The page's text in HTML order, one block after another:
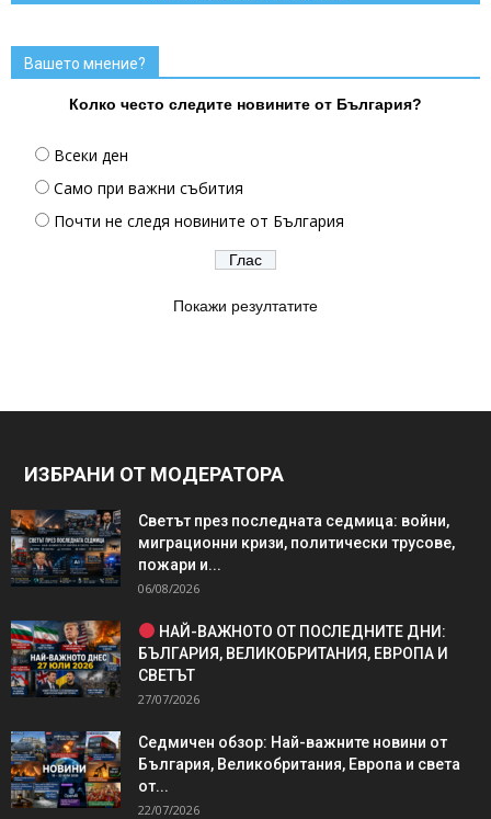
Вашето мнение?
Колко често следите новините от България?
Всеки ден
Само при важни събития
Почти не следя новините от България
Покажи резултатите
ИЗБРАНИ ОТ МОДЕРАТОРА
Светът през последната седмица: войни,
миграционни кризи, политически трусове,
пожари и...
06/08/2026
НАЙ-ВАЖНОТО ОТ ПОСЛЕДНИТЕ ДНИ:
БЪЛГАРИЯ, ВЕЛИКОБРИТАНИЯ, ЕВРОПА И
СВЕТЪТ
27/07/2026
Седмичен обзор: Най-важните новини от
България, Великобритания, Европа и света
от...
22/07/2026